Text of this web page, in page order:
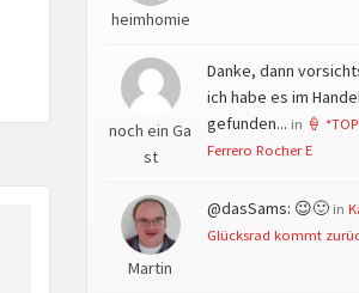
heimhomie
noch ein Ga
st
Danke, dann
ich habe es im
gefunden... in 🍦
Ferrero Rocher E
Martin
@dasSams: 😉🙂 in
Glücksrad kommt